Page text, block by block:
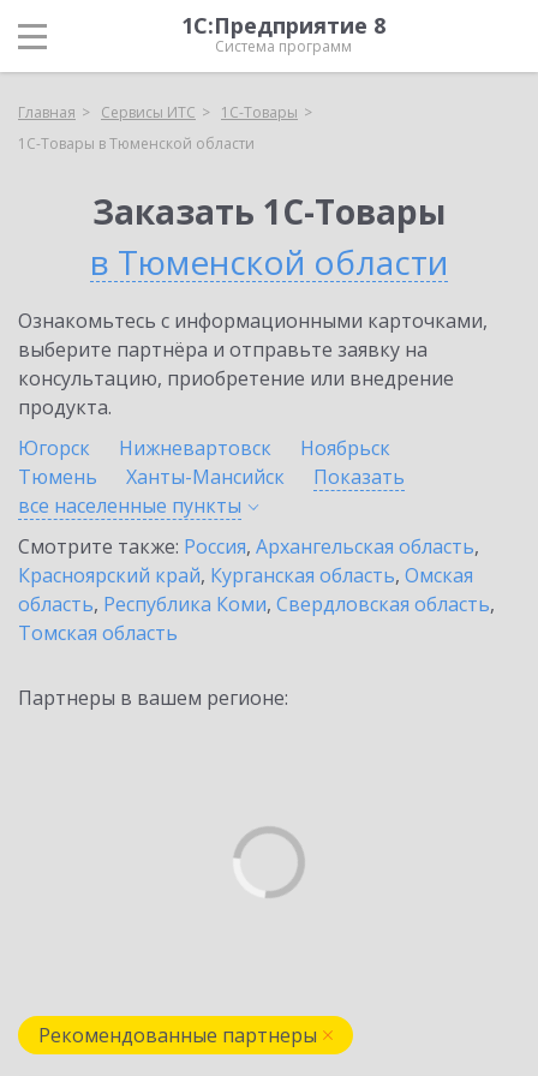
1С:Предприятие 8
Система программ
Главная Сервисы ИТС
1С-Товары
1С-Товары в Тюменской области
Заказать 1С-Товары
в Тюменской области
Ознакомьтесь с информационными карточками,
выберите партнёра и отправьте заявку на
консультацию, приобретение или внедрение
продукта.
Югорск
Нижневартовск
Ноябрьск
Тюмень
Ханты-Мансийск
Показать
все населенные пункты
Смотрите также: Россия, Архангельская область,
Красноярский край, Курганская область, Омская
область, Республика Коми, Свердловская область,
Томская область
Партнеры в вашем регионе:
Рекомендованные партнеры